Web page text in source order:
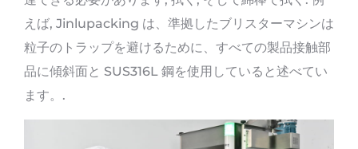
えば, Jinlupacking は、準拠したブリスターマシンは
粒子のトラップを避けるために、すべての製品接触部
品に傾斜面と SUS316L 鋼を使用していると述べてい
ます。.